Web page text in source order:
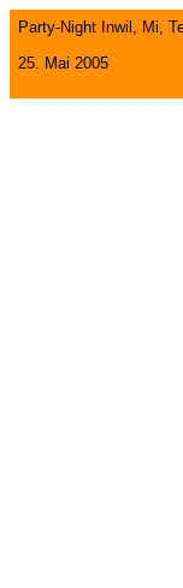
Party-Night Inwil, Mi,
25. Mai 2005